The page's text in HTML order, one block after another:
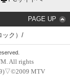
PAGE UP
ク）/
All rights
MTV